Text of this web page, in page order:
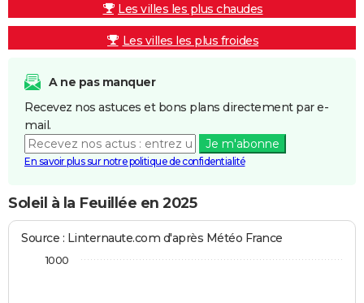
Les villes les plus chaudes
Les villes les plus froides
A ne pas manquer
Recevez nos astuces et bons plans directement par e-
mail.
Je m'abonne
En savoir plus sur notre politique de confidentialité
Soleil à la Feuillée en 2025
Source : Linternaute.com d'après Météo France
1000